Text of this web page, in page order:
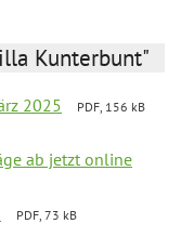
Kunterbunt"
2025
PDF, 156 kB
ab jetzt online
PDF, 73 kB